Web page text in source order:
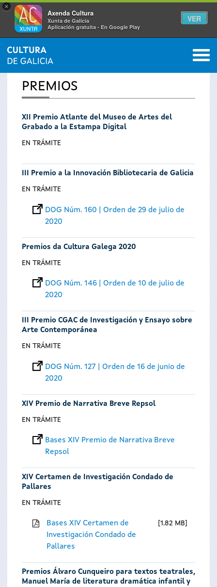
×
Axenda Cultura
Xunta de Galicia
Aplicación gratuíta - En Google Play
VER
Se
encuentra
usted
aquí
INICIO 0
PREMIOS
XII Premio Atlante del Museo de Artes del
Grabado a la Estampa Digital
EN TRÁMITE
III Premio a la Innovación Bibliotecaria de Galicia
EN TRÁMITE
DOG Núm. 160 | Orden de 29 de julio de
2020
Premios da Cultura Galega 2020
EN TRÁMITE
DOG Núm. 146 | Orden de 10 de julio de
2020
III Premio CGAC de Investigación y Ensayo sobre
Arte Contemporánea
EN TRÁMITE
DOG Núm. 127 | Orden de 16 de junio de
2020
XIV Premio de Narrativa Breve Repsol
EN TRÁMITE
Bases XIV Premio de Narrativa Breve
Repsol
XIV Certamen de Investigación Condado de
Pallares
EN TRÁMITE
Bases XIV Certamen de
Investigación Condado de
Pallares
1.82 MB
Premios Álvaro Cunqueiro para textos teatrales,
Manuel María de literatura dramática infantil y